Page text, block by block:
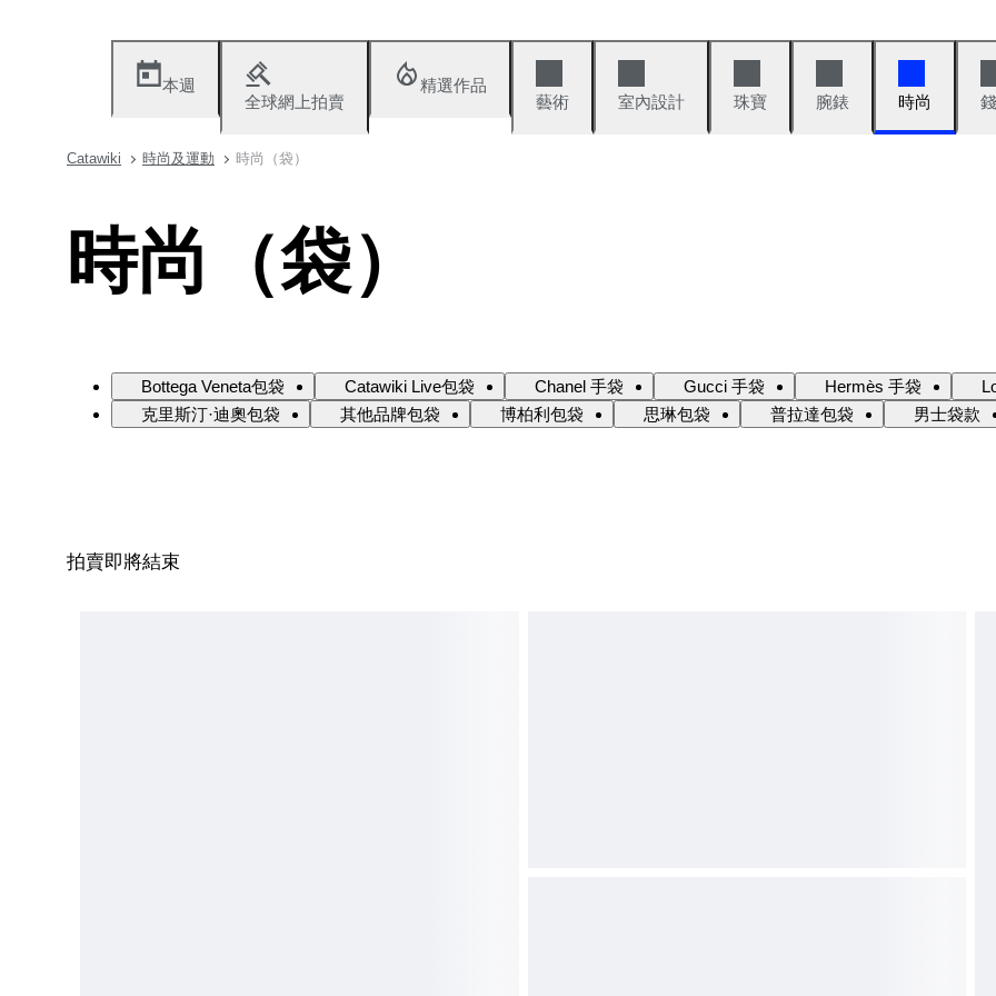
本週
全球網上拍賣
精選作品
藝術
室內設計 珠寶 腕錶 時尚
Catawiki 時尚及運動 時尚（袋）
時尚（袋）
Bottega Veneta包袋 Catawiki Live包袋 Chanel 手袋 Gucci 手袋 Hermès 手袋
克里斯汀·迪奧包袋
其他品牌包袋 博柏利包袋 思琳包袋 普拉達包袋 男士袋款
拍賣即將結束